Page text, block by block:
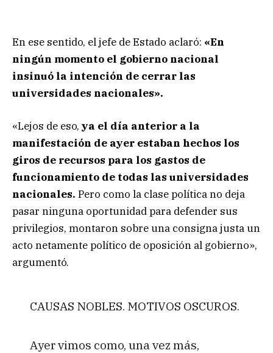
En ese sentido, el jefe de Estado aclaró: «En
ningún momento el gobierno nacional
insinuó la intención de cerrar las
universidades nacionales».
«Lejos de eso, ya el día anterior a la
manifestación de ayer estaban hechos los
giros de recursos para los gastos de
funcionamiento de todas las universidades
nacionales. Pero como la clase política no deja
pasar ninguna oportunidad para defender sus
privilegios, montaron sobre una consigna justa un
acto netamente político de oposición al gobierno»,
argumentó.
CAUSAS NOBLES. MOTIVOS OSCUROS.
Ayer vimos como, una vez más,